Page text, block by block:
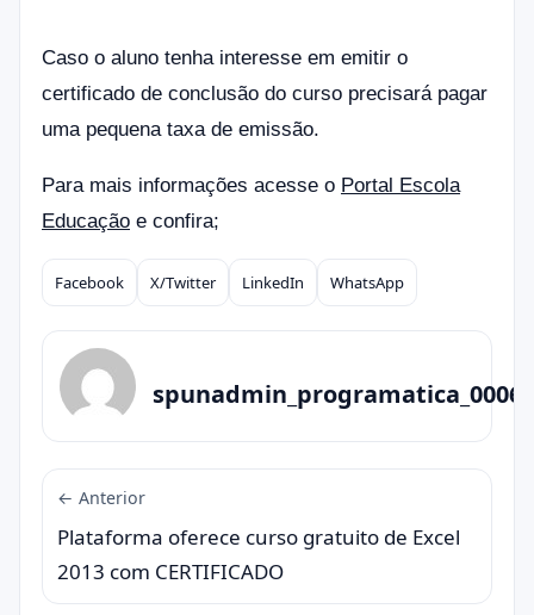
Caso o aluno tenha interesse em emitir o
certificado de conclusão do curso precisará pagar
uma pequena taxa de emissão.
Para mais informações acesse o Portal Escola
Educação e confira;
Compartilhar
Facebook X/Twitter LinkedIn WhatsApp
spunadmin_programatica_0006
← Anterior
Plataforma oferece curso gratuito de Excel
2013 com CERTIFICADO